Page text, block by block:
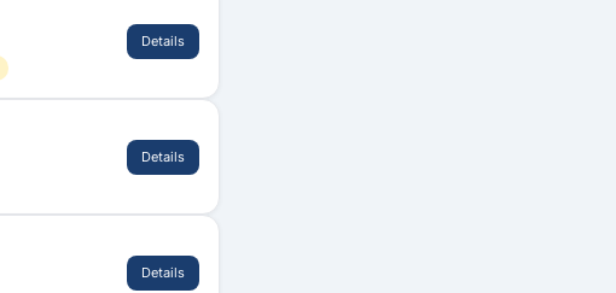
Details
Details
Details